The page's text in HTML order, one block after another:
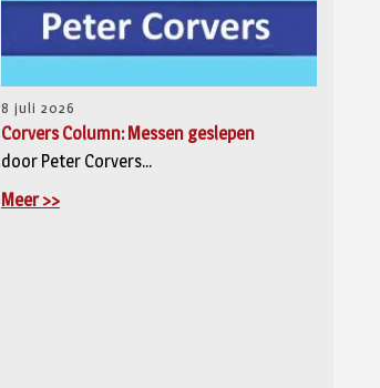
8 juli 2026
Corvers Column: Messen geslepen
door Peter Corvers...
Meer >>